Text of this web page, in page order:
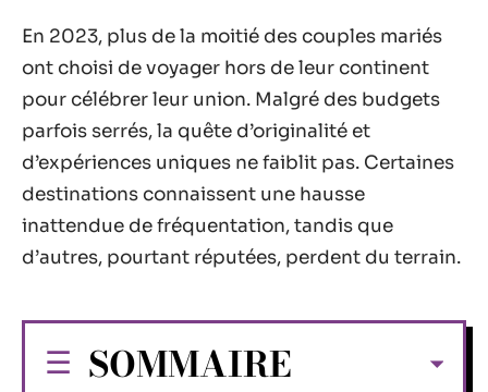
En 2023, plus de la moitié des couples mariés
ont choisi de voyager hors de leur continent
pour célébrer leur union. Malgré des budgets
parfois serrés, la quête d’originalité et
d’expériences uniques ne faiblit pas. Certaines
destinations connaissent une hausse
inattendue de fréquentation, tandis que
d’autres, pourtant réputées, perdent du terrain.
SOMMAIRE